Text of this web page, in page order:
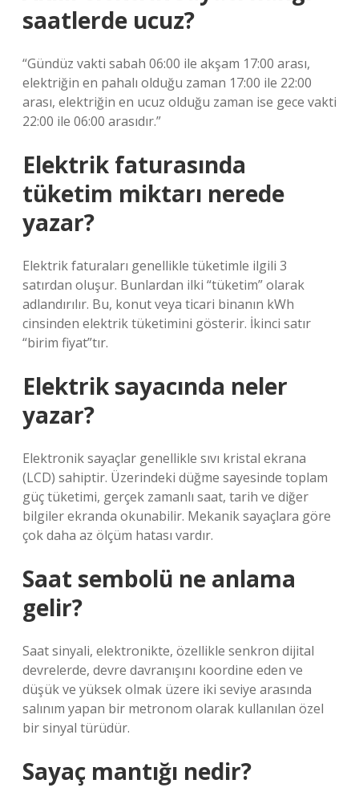
saatlerde ucuz?
“Gündüz vakti sabah 06:00 ile akşam 17:00 arası,
elektriğin en pahalı olduğu zaman 17:00 ile 22:00
arası, elektriğin en ucuz olduğu zaman ise gece vakti
22:00 ile 06:00 arasıdır.”
Elektrik faturasında
tüketim miktarı nerede
yazar?
Elektrik faturaları genellikle tüketimle ilgili 3
satırdan oluşur. Bunlardan ilki “tüketim” olarak
adlandırılır. Bu, konut veya ticari binanın kWh
cinsinden elektrik tüketimini gösterir. İkinci satır
“birim fiyat”tır.
Elektrik sayacında neler
yazar?
Elektronik sayaçlar genellikle sıvı kristal ekrana
(LCD) sahiptir. Üzerindeki düğme sayesinde toplam
güç tüketimi, gerçek zamanlı saat, tarih ve diğer
bilgiler ekranda okunabilir. Mekanik sayaçlara göre
çok daha az ölçüm hatası vardır.
Saat sembolü ne anlama
gelir?
Saat sinyali, elektronikte, özellikle senkron dijital
devrelerde, devre davranışını koordine eden ve
düşük ve yüksek olmak üzere iki seviye arasında
salınım yapan bir metronom olarak kullanılan özel
bir sinyal türüdür.
Sayaç mantığı nedir?